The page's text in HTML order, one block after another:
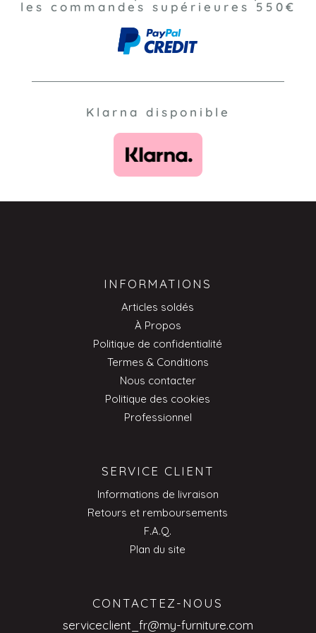
les commandes supérieures 550€
Klarna disponible
INFORMATIONS
Articles soldés
À Propos
Politique de confidentialité
Termes & Conditions
Nous contacter
Politique des cookies
Professionnel
SERVICE CLIENT
Informations de livraison
Retours et remboursements
F.A.Q.
Plan du site
CONTACTEZ-NOUS
serviceclient_fr@my-furniture.com